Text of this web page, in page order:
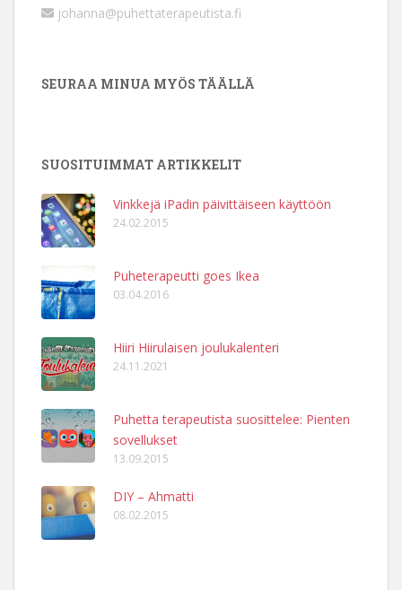
johanna@puhettaterapeutista.fi
SEURAA MINUA MYÖS TÄÄLLÄ
SUOSITUIMMAT ARTIKKELIT
Vinkkejä iPadin päivittäiseen käyttöön
24.02.2015
Puheterapeutti goes Ikea
03.04.2016
Hiiri Hiirulaisen joulukalenteri
24.11.2021
Puhetta terapeutista suosittelee: Pienten
sovellukset
13.09.2015
DIY – Ahmatti
08.02.2015